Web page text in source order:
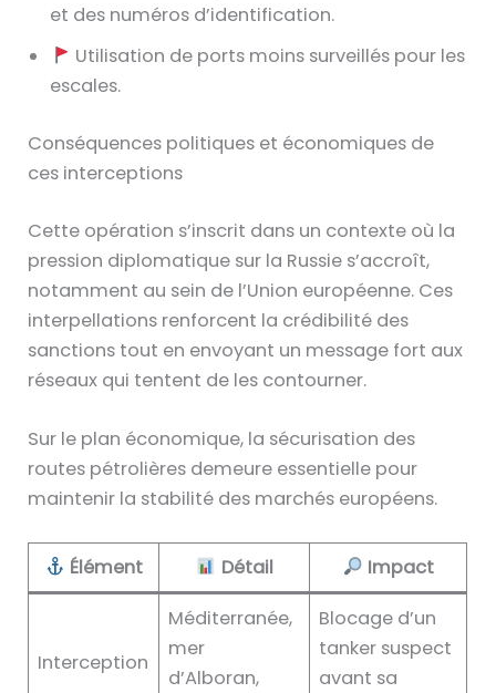
et des numéros d’identification.
Utilisation de ports moins surveillés pour les
escales.
Conséquences politiques et économiques de
ces interceptions
Cette opération s’inscrit dans un contexte où la
pression diplomatique sur la Russie s’accroît,
notamment au sein de l’Union européenne. Ces
interpellations renforcent la crédibilité des
sanctions tout en envoyant un message fort aux
réseaux qui tentent de les contourner.
Sur le plan économique, la sécurisation des
routes pétrolières demeure essentielle pour
maintenir la stabilité des marchés européens.
Élément Détail Impact
Interception
Méditerranée,
mer
d’Alboran,
Blocage d’un
tanker suspect
avant sa